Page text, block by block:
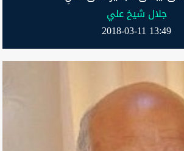
جلال شيخ علي
2018-03-11 13:49